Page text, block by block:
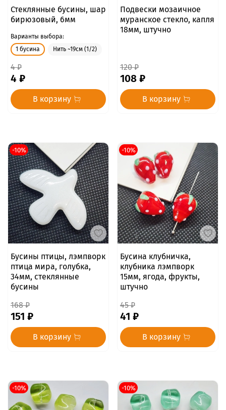
Стеклянные бусины, шар
бирюзовый, 6мм
Варианты выбора:
1 бусина
Нить ~19см (1/2)
4 ₽
4 ₽
В корзину
Подвески мозаичное
муранское стекло, капля
18мм, штучно
120 ₽
108 ₽
В корзину
-10%
Бусины птицы, лэмпворк
птица мира, голубка,
34мм, стеклянные
бусины
168 ₽
151 ₽
В корзину
-10%
Бусина клубничка,
клубника лэмпворк
15мм, ягода, фрукты,
штучно
45 ₽
41 ₽
В корзину
-10% -10%